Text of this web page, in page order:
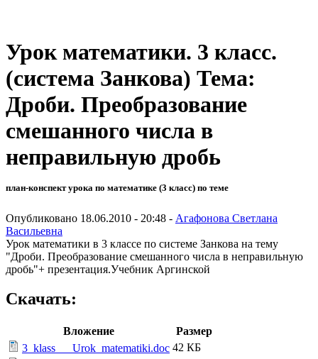
Урок математики. 3 класс.
(система Занкова) Тема:
Дроби. Преобразование
смешанного числа в
неправильную дробь
план-конспект урока по математике (3 класс) по теме
Опубликовано 18.06.2010 - 20:48 - Агафонова Светлана
Васильевна
Урок математики в 3 классе по системе Занкова на тему
"Дроби. Преобразование смешанного числа в неправильную
дробь"+ презентация.Учебник Аргинской
Скачать:
Вложение
Размер
3_klass___Urok_matematiki.doc 42 КБ